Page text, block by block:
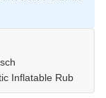
Inflatable Rub